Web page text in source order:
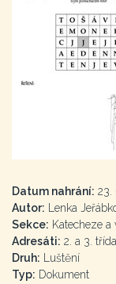
Datum nahrání: 23.
Autor: Lenka
Sekce: Katecheze
Adresáti: 2. a 3.
Druh: Luštění
Typ: Dokument